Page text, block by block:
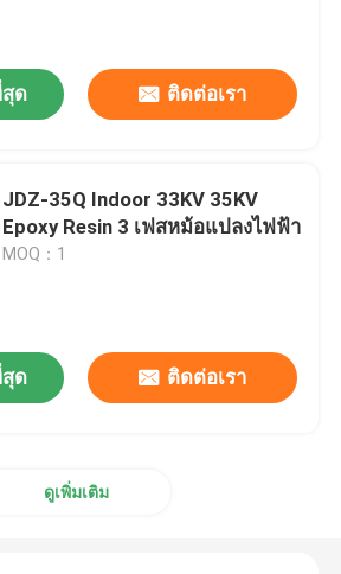
ด ติดต่อเรา
JDZ-35Q Indoor 33KV 35KV
Epoxy Resin 3 เฟสหม้อแปลงไฟฟ้า
MOQ：1
ด ติดต่อเรา
ดูเพิ่มเติม